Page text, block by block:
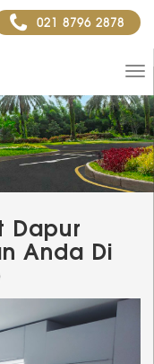
021 8796 2878
Dapur
Anda Di